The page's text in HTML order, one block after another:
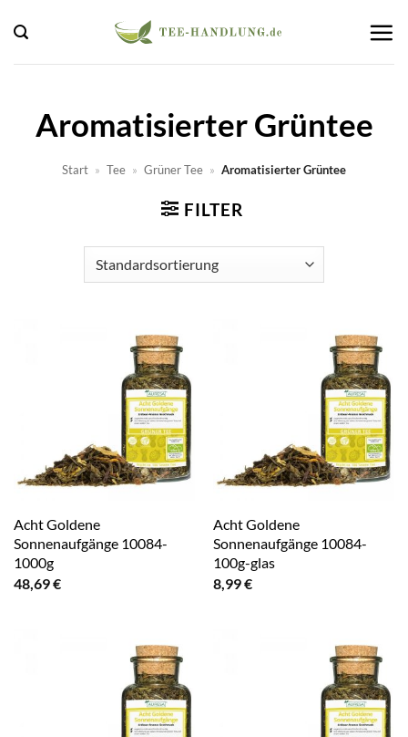
Inhalt
springen
Aromatisierter Grüntee
Start » Tee » Grüner Tee » Aromatisierter Grüntee
FILTER
Acht Goldene
Sonnenaufgänge 10084-
1000g
48,69€
Acht Goldene
Sonnenaufgänge 10084-
100g-glas
8,99€